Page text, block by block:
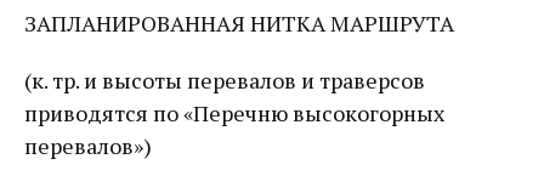
ЗАПЛАНИРОВАННАЯ НИТКА МАРШРУТА
(к. тр. и высоты перевалов и траверсов
приводятся по «Перечню высокогорных
перевалов»)